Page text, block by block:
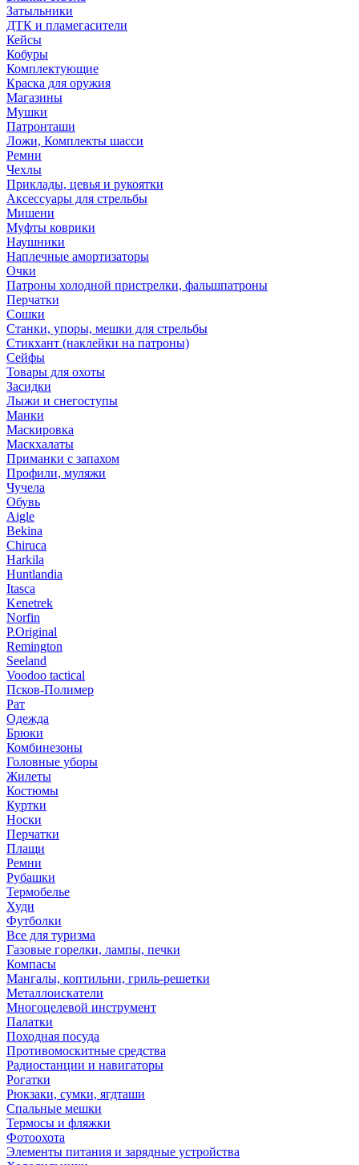
Затыльники
ДТК и пламегасители
Кейсы
Кобуры
Комплектующие
Краска для оружия
Магазины
Мушки
Патронташи
Ложи, Комплекты шасси
Ремни
Чехлы
Приклады, цевья и рукоятки
Аксессуары для стрельбы
Мишени
Муфты коврики
Наушники
Наплечные амортизаторы
Очки
Патроны холодной пристрелки, фальшпатроны
Перчатки
Сошки
Станки, упоры, мешки для стрельбы
Стикхант (наклейки на патроны)
Сейфы
Товары для охоты
Засидки
Лыжи и снегоступы
Манки
Маскировка
Маскхалаты
Приманки с запахом
Профили, муляжи
Чучела
Обувь
Aigle
Bekina
Chiruсa
Harkila
Huntlandia
Itasca
Kenetrek
Norfin
P.Original
Remington
Seeland
Voodoo tactical
Псков-Полимер
Рат
Одежда
Брюки
Комбинезоны
Головные уборы
Жилеты
Костюмы
Куртки
Носки
Перчатки
Плащи
Ремни
Рубашки
Термобелье
Худи
Футболки
Все для туризма
Газовые горелки, лампы, печки
Компасы
Мангалы, коптильни, гриль-решетки
Металлоискатели
Многоцелевой инструмент
Палатки
Походная посуда
Противомоскитные средства
Радиостанции и навигаторы
Рогатки
Рюкзаки, сумки, ягдташи
Спальные мешки
Термосы и фляжки
Фотоохота
Элементы питания и зарядные устройства